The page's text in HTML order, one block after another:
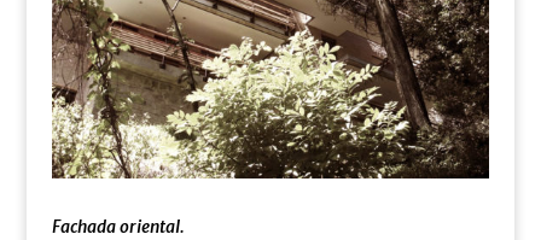
Fachada oriental.